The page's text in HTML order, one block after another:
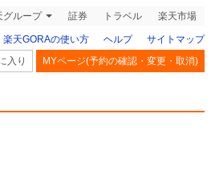
グループ 証券 トラベル 楽天市場
楽天GORAの使い方 ヘルプ
サイトマップ
入り MYページ(予約の確認・変更・取消)